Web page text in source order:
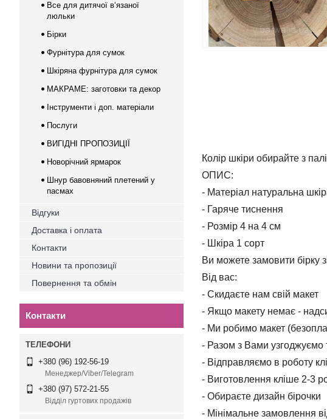
Колір шкіри обирайте з
ОПИС:
- Матеріал натуральна
- Гаряче тиснення
- Розмір 4 на 4 см
- Шкіра 1 сорт
Ви можете замовити бірку
Від вас:
- Скидаєте нам свій макет
- Якщо макету немає -
- Ми робимо макет
- Разом з Вами узгоджуємо
- Відправляємо в роботу
- Виготовлення кліше 2-3
- Обираєте дизайн бірочки
- Мінімальне замовлення
Все для дитячої в‘язаної
люльки
Бірки
Фурнітура для сумок
Шкіряна фурнітура для сумок
МАКРАМЕ: заготовки та декор
Інструменти і доп. матеріали
Послуги
ВИГІДНІ ПРОПОЗИЦІЇ
Новорічний ярмарок
Шнур бавовняний плетений у
пасмах
Відгуки
Доставка і оплата
Контакти
Новини та пропозиції
Повернення та обмін
Контакти
+380 (96) 192-56-19
Менеджер/Viber/Telegram
+380 (97) 572-21-55
Відділ гуртових продажів